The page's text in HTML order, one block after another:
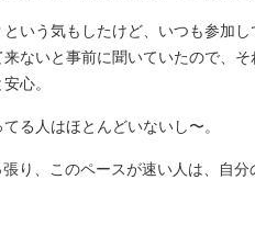
いう気もしたけど、いつも参加し
ないと事前に聞いていたので、そ
心。
る人はほとんどいないし〜。
り、このペースが速い人は、自分